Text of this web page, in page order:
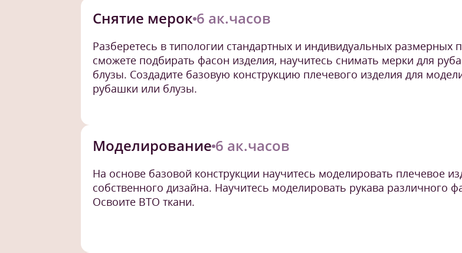
Снятие мерок 6 ак.часов
Разберетесь в типологии стандартных и индивидуальных размерных
сможете подбирать фасон изделия, научитесь снимать мерки для
блузы. Создадите базовую конструкцию плечевого изделия для
рубашки или блузы.
Моделирование 6 ак.часов
На основе базовой конструкции научитесь моделировать плечевое
собственного дизайна. Научитесь моделировать рукава различного
Освоите ВТО ткани.